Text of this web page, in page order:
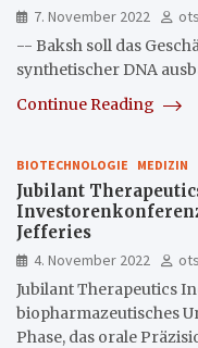
7. November 2022
ots
-- Baksh soll das
synthetischer DNA
Continue Reading
BIOTECHNOLOGIE MEDIZIN
Jubilant
Jefferies
4. November 2022
ots
Jubilant Therapeutics
biopharmazeutisches
Phase, das orale